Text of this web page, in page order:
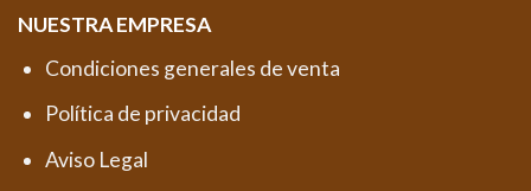
NUESTRA EMPRESA
Condiciones generales de venta
Política de privacidad
Aviso Legal